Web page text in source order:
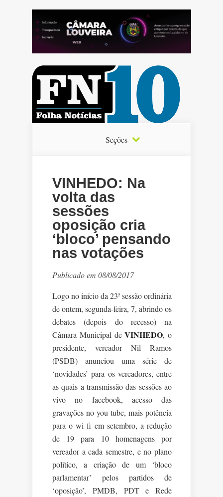
Seções
VINHEDO: Na
volta das
sessões
oposição cria
‘bloco’ pensando
nas votações
Publicado em 08/08/2017
Logo no início da 23ª sessão ordinária
de ontem, segunda-feira, 7, abrindo os
debates (depois do recesso) na
Câmara Municipal deVINHEDO, o
presidente, vereador Nil Ramos
(PSDB) anunciou uma série de
‘novidades’ para os vereadores, entre
as quais a transmissão das sessões ao
vivo no facebook, acesso das
gravações no you tube, mais potência
para o wi fi em setembro, a redução
de 19 para 10 homenagens por
vereador a cada semestre, e no plano
político, a criação de um ‘bloco
parlamentar’ pelos partidos de
‘oposição’, PMDB, PDT e Rede